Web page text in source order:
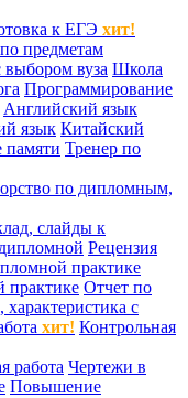
к ЕГЭ хит!
предметам
вуза Школа
Программирование
Английский язык
язык Китайский
памяти Тренер по
по дипломным,
слайды к
Рецензия
практике
практике Отчет по
с
хит! Контрольная
работа Чертежи в
Повышение